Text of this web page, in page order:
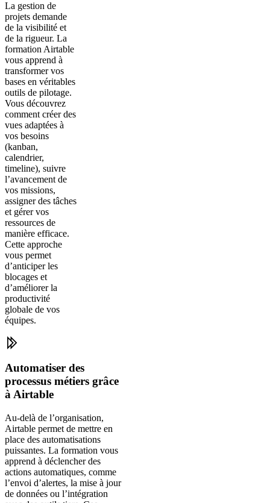
La gestion de
projets demande
de la visibilité et
de la rigueur. La
formation Airtable
vous apprend à
transformer vos
bases en véritables
outils de pilotage.
Vous découvrez
comment créer des
vues adaptées à
vos besoins
(kanban,
calendrier,
timeline), suivre
l’avancement de
vos missions,
assigner des tâches
et gérer vos
ressources de
manière efficace.
Cette approche
vous permet
d’anticiper les
blocages et
d’améliorer la
productivité
globale de vos
équipes.
Automatiser des
processus métiers grâce
à Airtable
Au-delà de l’organisation,
Airtable permet de mettre en
place des automatisations
puissantes. La formation vous
apprend à déclencher des
actions automatiques, comme
l’envoi d’alertes, la mise à jour
de données ou l’intégration